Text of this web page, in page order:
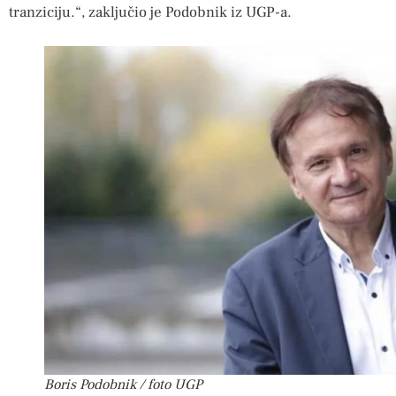
tranziciju.“, zaključio je Podobnik iz UGP-a.
Boris Podobnik / foto UGP